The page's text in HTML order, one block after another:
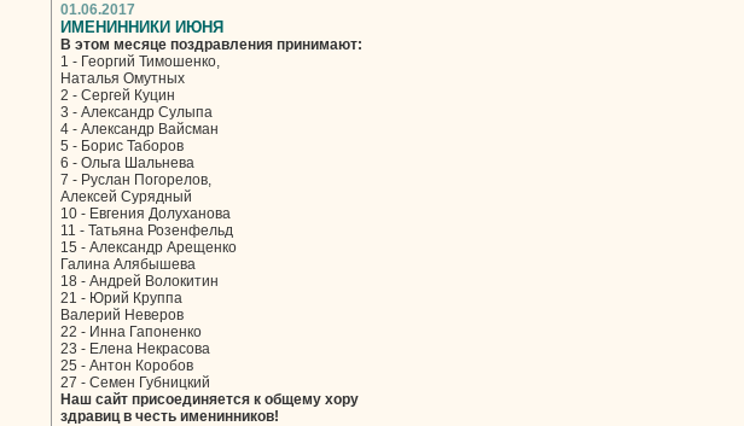
01.06.2017
ИМЕНИННИКИ ИЮНЯ
В этом месяце поздравления принимают:
1 - Георгий Тимошенко,
Наталья Омутных
2 - Сергей Куцин
3 - Александр Сулыпа
4 - Александр Вайсман
5 - Борис Таборов
6 - Ольга Шальнева
7 - Руслан Погорелов,
Алексей Сурядный
10 - Евгения Долуханова
11 - Татьяна Розенфельд
15 - Александр Арещенко
Галина Алябышева
18 - Андрей Волокитин
21 - Юрий Круппа
Валерий Неверов
22 - Инна Гапоненко
23 - Елена Некрасова
25 - Антон Коробов
27 - Семен Губницкий
Наш сайт присоединяется к общему хору
здравиц в честь именинников!